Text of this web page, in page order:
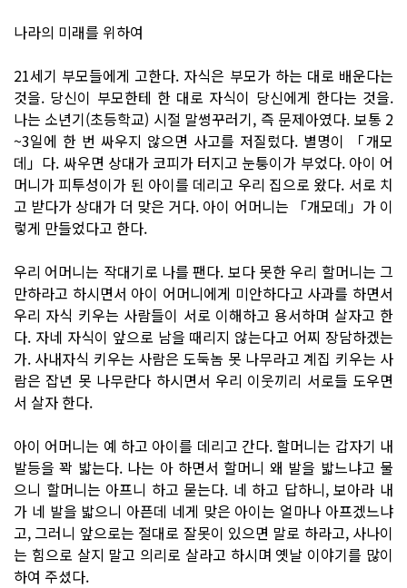
나라의 미래를 위하여
21세기 부모들에게 고한다. 자식은 부모가 하는 대로 배운다는
것을. 당신이 부모한테 한 대로 자식이 당신에게 한다는 것을.
나는 소년기(초등학교) 시절 말썽꾸러기, 즉 문제아였다. 보통 2
~3일에 한 번 싸우지 않으면 사고를 저질렀다. 별명이 「개모
데」다. 싸우면 상대가 코피가 터지고 눈퉁이가 부었다. 아이 어
머니가 피투성이가 된 아이를 데리고 우리 집으로 왔다. 서로 치
고 받다가 상대가 더 맞은 거다. 아이 어머니는 「개모데」가 이
렇게 만들었다고 한다.
우리 어머니는 작대기로 나를 팬다. 보다 못한 우리 할머니는 그
만하라고 하시면서 아이 어머니에게 미안하다고 사과를 하면서
우리 자식 키우는 사람들이 서로 이해하고 용서하며 살자고 한
다. 자네 자식이 앞으로 남을 때리지 않는다고 어찌 장담하겠는
가. 사내자식 키우는 사람은 도둑놈 못 나무라고 계집 키우는 사
람은 잡년 못 나무란다 하시면서 우리 이웃끼리 서로들 도우면
서 살자 한다.
아이 어머니는 예 하고 아이를 데리고 간다. 할머니는 갑자기 내
발등을 꽉 밟는다. 나는 아 하면서 할머니 왜 발을 밟느냐고 물
으니 할머니는 아프니 하고 묻는다. 네 하고 답하니, 보아라 내
가 네 발을 밟으니 아픈데 네게 맞은 아이는 얼마나 아프겠느냐
고, 그러니 앞으로는 절대로 잘못이 있으면 말로 하라고, 사나이
는 힘으로 살지 말고 의리로 살라고 하시며 옛날 이야기를 많이
하여 주셨다.